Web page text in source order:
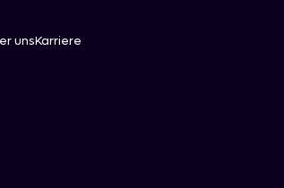
unsKarriere